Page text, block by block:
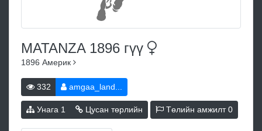
MATANZA 1896 гүү
1896 Америк
332 amgaa_land...
Унага 1 Цусан төрлийн Төлийн амжилт0